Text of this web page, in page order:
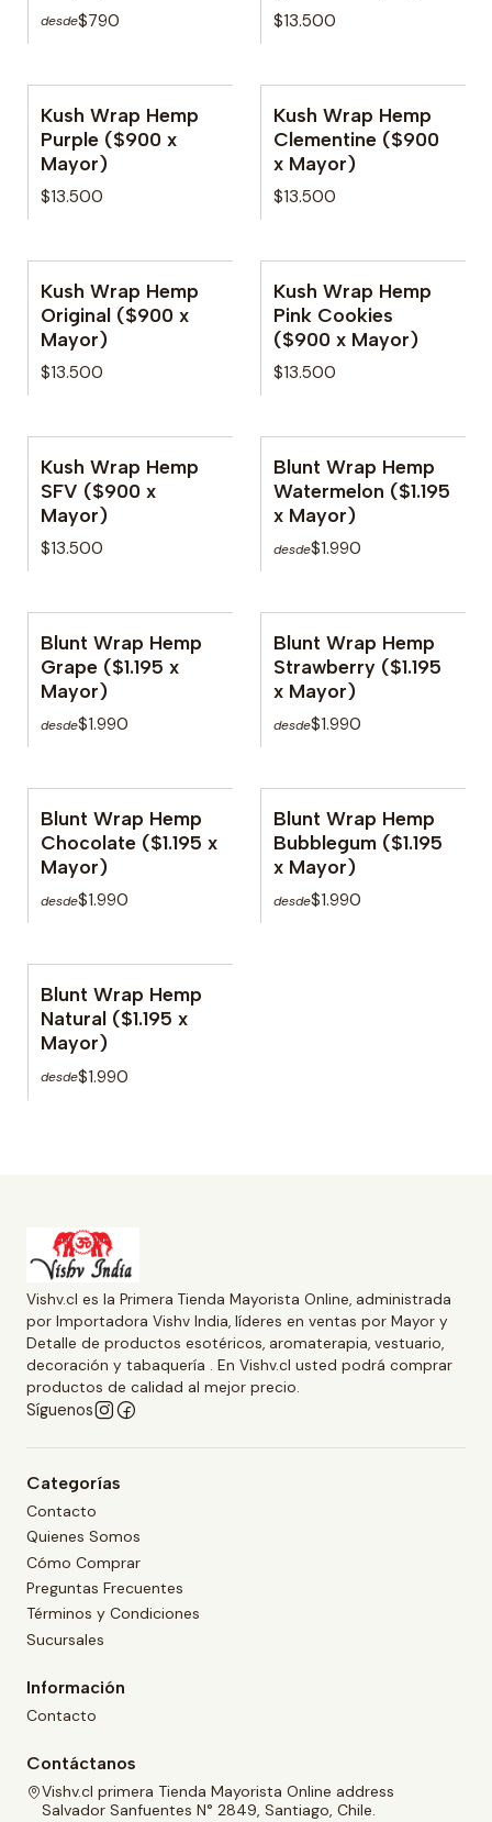
desde$790 $13.500
No disponible
Kush Wrap Hemp
Purple ($900 x
Mayor)
$13.500
No disponible
Kush Wrap Hemp
Clementine ($900
x Mayor)
$13.500
Kush Wrap Hemp
Original ($900 x
Mayor)
$13.500
No disponible
Kush Wrap Hemp
Pink Cookies
($900 x Mayor)
$13.500
Kush Wrap Hemp
SFV ($900 x
Mayor)
$13.500
Blunt Wrap Hemp
Watermelon ($1.195
x Mayor)
desde$1.990
Blunt Wrap Hemp
Grape ($1.195 x
Mayor)
desde$1.990
Blunt Wrap Hemp
Strawberry ($1.195
x Mayor)
desde$1.990
Blunt Wrap Hemp
Chocolate ($1.195 x
Mayor)
desde$1.990
Blunt Wrap Hemp
Bubblegum ($1.195
x Mayor)
desde$1.990
Blunt Wrap Hemp
Natural ($1.195 x
Mayor)
desde$1.990
Vishv.cl es la Primera Tienda Mayorista Online, administrada
por Importadora Vishv India, líderes en ventas por Mayor y
Detalle de productos esotéricos, aromaterapia, vestuario,
decoración y tabaquería . En Vishv.cl usted podrá comprar
productos de calidad al mejor precio.
Síguenos
Categorías
Contacto
Quienes Somos
Cómo Comprar
Preguntas Frecuentes
Términos y Condiciones
Sucursales
Información
Contacto
Contáctanos
Vishv.cl primera Tienda Mayorista Online address
Salvador Sanfuentes N° 2849, Santiago, Chile.